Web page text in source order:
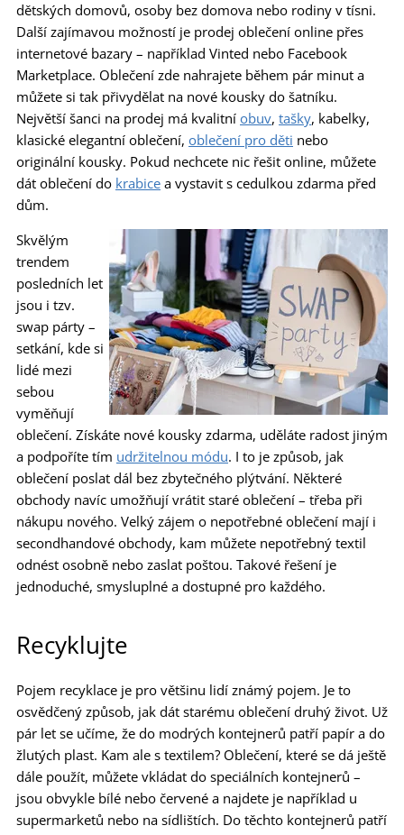
dětských domovů, osoby bez domova nebo rodiny v tísni.
Další zajímavou možností je prodej oblečení online přes
internetové bazary – například Vinted nebo Facebook
Marketplace. Oblečení zde nahrajete během pár minut a
můžete si tak přivydělat na nové kousky do šatníku.
Největší šanci na prodej má kvalitní obuv, tašky, kabelky,
klasické elegantní oblečení, oblečení pro děti nebo
originální kousky. Pokud nechcete nic řešit online, můžete
dát oblečení do krabice a vystavit s cedulkou zdarma před
dům.
Skvělým
trendem
posledních let
jsou i tzv.
swap párty –
setkání, kde si
lidé mezi
sebou
vyměňují
oblečení. Získáte nové kousky zdarma, uděláte radost jiným
a podpoříte tím udržitelnou módu. I to je způsob, jak
oblečení poslat dál bez zbytečného plýtvání. Některé
obchody navíc umožňují vrátit staré oblečení – třeba při
nákupu nového. Velký zájem o nepotřebné oblečení mají i
secondhandové obchody, kam můžete nepotřebný textil
odnést osobně nebo zaslat poštou. Takové řešení je
jednoduché, smysluplné a dostupné pro každého.
Recyklujte
Pojem recyklace je pro většinu lidí známý pojem. Je to
osvědčený způsob, jak dát starému oblečení druhý život. Už
pár let se učíme, že do modrých kontejnerů patří papír a do
žlutých plast. Kam ale s textilem? Oblečení, které se dá ještě
dále použít, můžete vkládat do speciálních kontejnerů –
jsou obvykle bílé nebo červené a najdete je například u
supermarketů nebo na sídlištích. Do těchto kontejnerů patří